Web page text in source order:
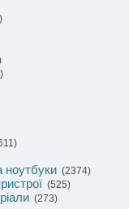
ноутбуки (2374)
(525)
(273)